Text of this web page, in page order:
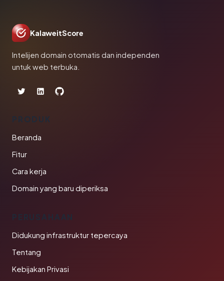
KalaweitScore
Intelijen domain otomatis dan independen
untuk web terbuka.
PRODUK
Beranda
Fitur
Cara kerja
Domain yang baru diperiksa
PERUSAHAAN
Didukung infrastruktur tepercaya
Tentang
Kebijakan Privasi